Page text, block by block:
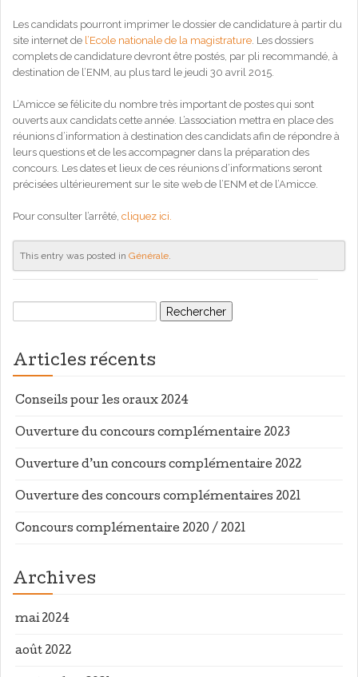
Les candidats pourront imprimer le dossier de candidature à partir du
site internet de l’Ecole nationale de la magistrature. Les dossiers
complets de candidature devront être postés, par pli recommandé, à
destination de l’ENM, au plus tard le jeudi 30 avril 2015.
L’Amicce se félicite du nombre très important de postes qui sont
ouverts aux candidats cette année. L’association mettra en place des
réunions d’information à destination des candidats afin de répondre à
leurs questions et de les accompagner dans la préparation des
concours. Les dates et lieux de ces réunions d’informations seront
précisées ultérieurement sur le site web de l’ENM et de l’Amicce.
Pour consulter l’arrêté, cliquez ici.
This entry was posted in Générale.
Articles récents
Conseils pour les oraux 2024
Ouverture du concours complémentaire 2023
Ouverture d’un concours complémentaire 2022
Ouverture des concours complémentaires 2021
Concours complémentaire 2020 / 2021
Archives
mai 2024
août 2022